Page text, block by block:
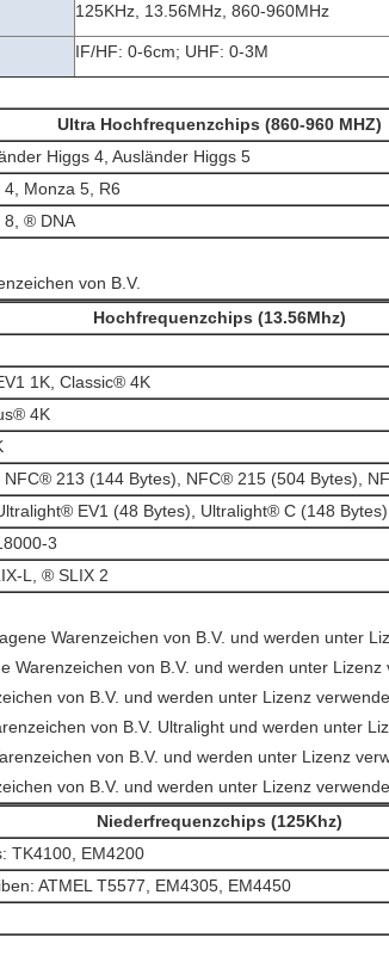
125KHz, 13.56MHz, 860-960MHz
IF/HF: 0-6cm; UHF: 0-3M
Ultra Hochfrequenzchips (860-960 MHZ)
Higgs 4, Ausländer Higgs 5
Monza 5, R6
® DNA
von B.V.
Hochfrequenzchips (13.56Mhz)
1K, Classic® 4K
4K
213 (144 Bytes), NFC® 215 (504 Bytes),
EV1 (48 Bytes), Ultralight® C (148 Bytes)
3
L, ® SLIX 2
Warenzeichen von B.V. und werden unter
Warenzeichen von B.V. und werden unter Lizenz
von B.V. und werden unter Lizenz
von B.V. Ultralight und werden unter
von B.V. und werden unter Lizenz
von B.V. und werden unter Lizenz
Niederfrequenzchips (125Khz)
TK4100, EM4200
ATMEL T5577, EM4305, EM4450